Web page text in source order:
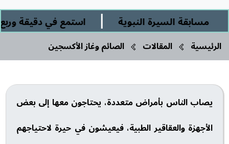
مسابقة السيرة النبوية
| استمع في دقيقة
الرئيسية المقالات الصائم وغاز الأكسجين
يصاب الناس بأمراض متعددة، يحتاجون معها إلى بعض
الأجهزة والعقاقير الطبية، فيعيشون في حيرة لاحتياجهم